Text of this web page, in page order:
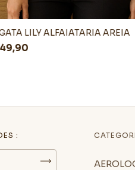
LILY ALFAIATARIA AREIA
: